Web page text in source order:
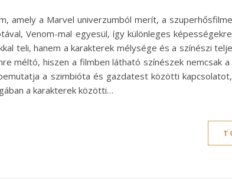
amely a Marvel univerzumból merít, a
Venom-mal egyesül, így különleges
teli, hanem a karakterek mélysége és a színészi
méltó, hiszen a filmben látható színészek nemcsak
a szimbióta és gazdatest közötti
a karakterek közötti…